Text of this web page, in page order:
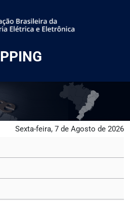
Sexta-feira, 7 de Agosto de 2026